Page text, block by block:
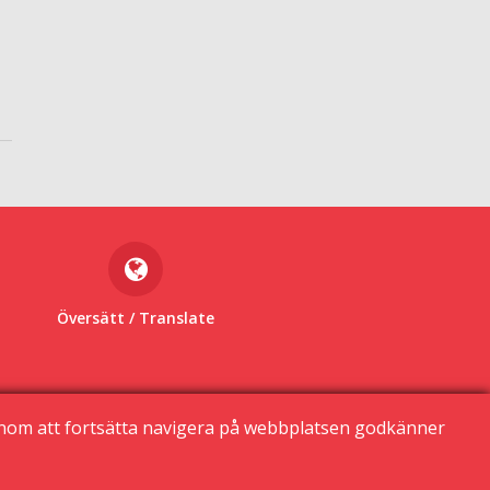
Översätt / Translate
att fortsätta navigera på webbplatsen godkänner